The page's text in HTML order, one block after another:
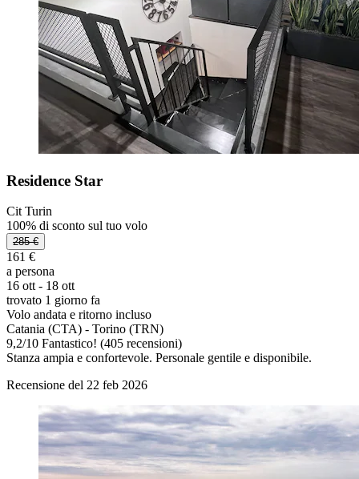
Residence Star
Cit Turin
100% di sconto sul tuo volo
285 €
161 €
a persona
16 ott - 18 ott
trovato 1 giorno fa
Volo andata e ritorno incluso
Catania (CTA) - Torino (TRN)
9,2/10 Fantastico! (405 recensioni)
Stanza ampia e confortevole. Personale gentile e disponibile.
Recensione del 22 feb 2026